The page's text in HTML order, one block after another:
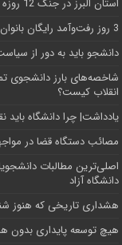
استان البرز در جنگ 12 روزه 7 شهید دانشجو تقدیم انقلاب کرد
3 روز رفت‌وآمد رایگان بانوان در خطوط اتوبوسرانی شهری کرج
دانشجو باید به دور از
شاخصه‌های بارز دانشجوی
انقلاب کیست؟
یادداشت| چرا دانشگاه باید
مصائب دستگاه قضا در
اصلی‌ترین مطالبات
دانشگاه آز‌اد
هشداری تاریخی که هنوز
هیچ توسعه پایداری